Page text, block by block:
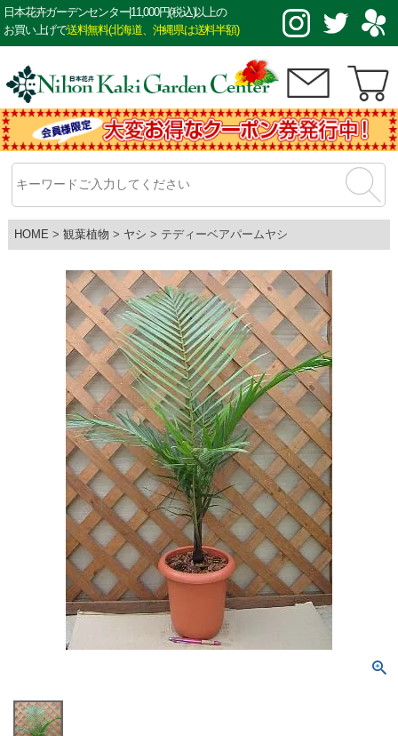
日本花卉ガーデンセンター|11,000円(税込)以上の
お買い上げで送料無料(北海道、沖縄県は送料半額)
HOME 観葉植物 ヤシ テディーベアパームヤシ